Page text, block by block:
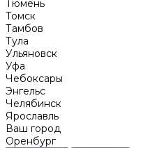
Тюмень
Томск
Тамбов
Тула
Ульяновск
Уфа
Чебоксары
Энгельс
Челябинск
Ярославль
Ваш город
Оренбург